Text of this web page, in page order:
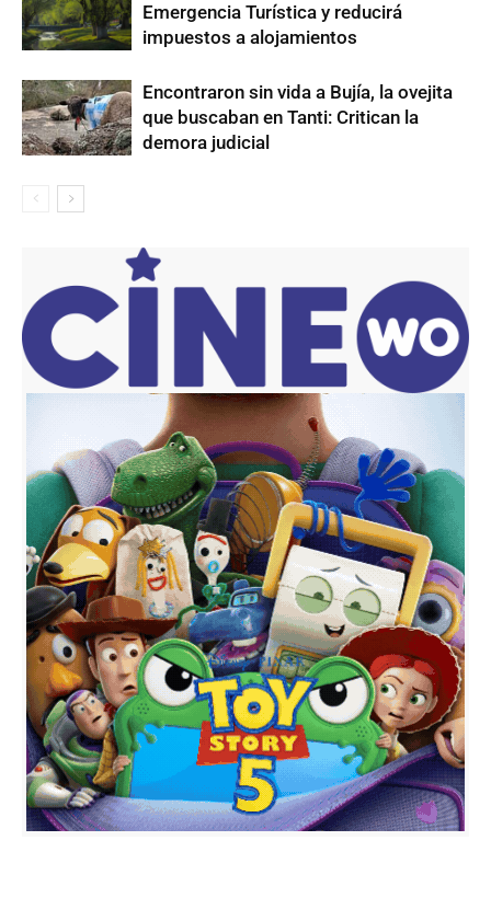
Emergencia Turística y reducirá
impuestos a alojamientos
Encontraron sin vida a Bujía, la ovejita
que buscaban en Tanti: Critican la
demora judicial